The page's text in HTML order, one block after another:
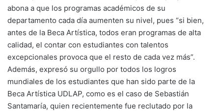
abona a que los programas académicos de su
departamento cada día aumenten su nivel, pues “si bien,
antes de la Beca Artística, todos eran programas de alta
calidad, el contar con estudiantes con talentos
excepcionales provoca que el resto de cada vez más”.
Además, expresó su orgullo por todos los logros
mundiales de los estudiantes que han sido parte de la
Beca Artística UDLAP, como es el caso de Sebastián
Santamaría, quien recientemente fue reclutado por la